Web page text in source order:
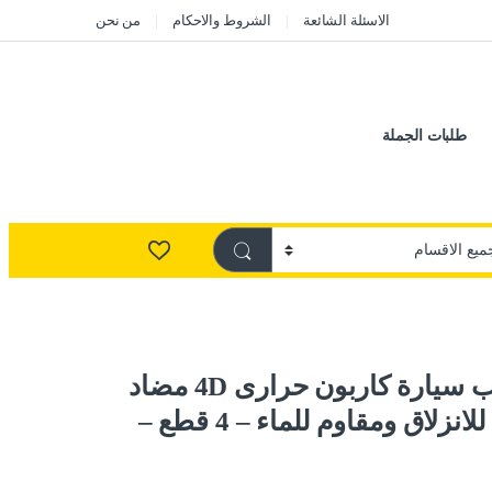
الاسئلة الشائعة الشروط والاحكام من نحن
طلبات الجملة
عتب لاصق باب سيارة كاربون حرارى 4D مضاد
للخدش ومانع للانزلاق ومقاوم للماء – 4 قطع –